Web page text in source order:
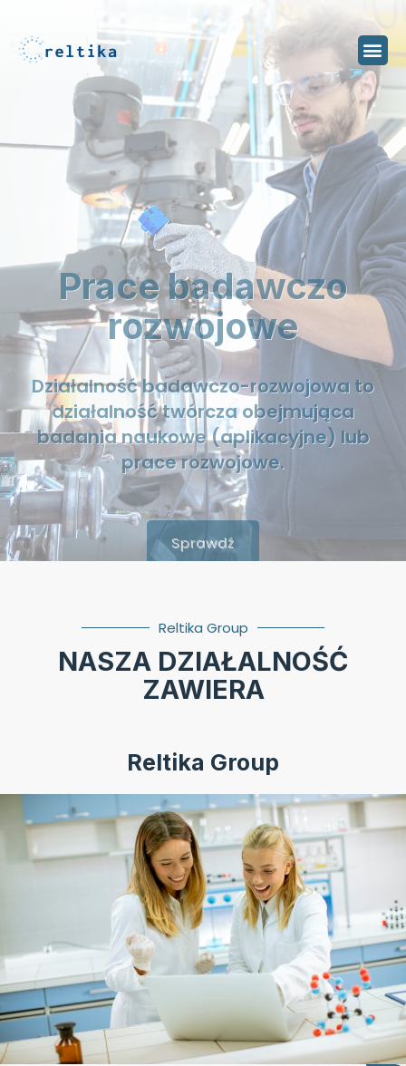
Prace badawczo
rozwojowe
Działalność badawczo-rozwojowa to
działalność twórcza obejmująca
badania naukowe (aplikacyjne) lub
prace rozwojowe.
Sprawdź
Reltika Group
NASZA DZIAŁALNOŚĆ
ZAWIERA
Reltika Group